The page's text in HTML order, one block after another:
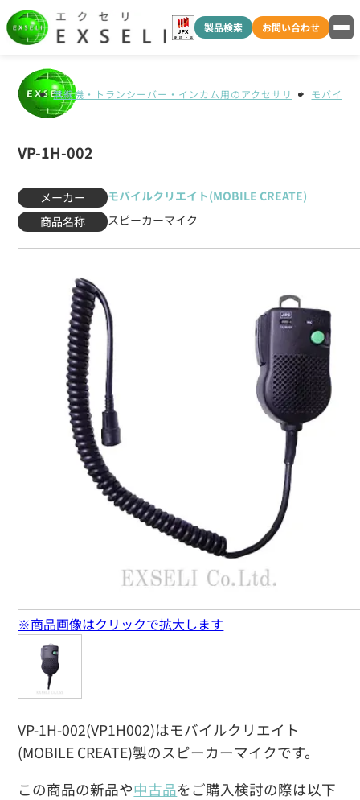
製品検索 お問い合わせ
無線機・トランシーバー・インカム用のアクセサリ モバイル
VP-1H-002
メーカー
モバイルクリエイト(MOBILE CREATE)
商品名称
スピーカーマイク
VP-1H-002(VP1H002)はモバイルクリエイト
(MOBILE CREATE)製のスピーカーマイクです。
この商品の新品や中古品をご購入検討の際は以下
※商品画像はクリックで拡大します